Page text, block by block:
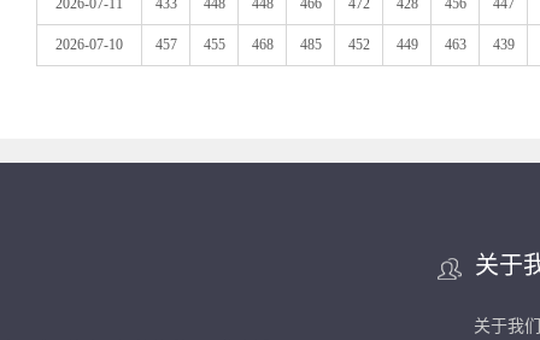
2026-07-11 433 448 448 466 472 428 456 447
2026-07-10 457 455 468 485 452 449 463 439
关于
关于我们